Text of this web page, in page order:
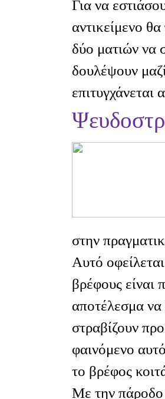
Για να
αντικείμενο
δύο ματιών να
δουλέψουν
στην
Αυτό
βρέφους είναι
αποτέλεσμα να
στραβίζουν
φαινόμενο
το βρέφος
Με την